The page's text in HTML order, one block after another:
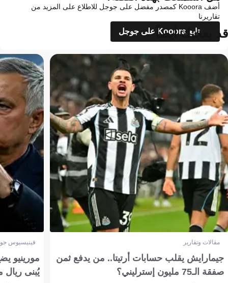
أضف Kooora كمصدر مفضل على جوجل للاطلاع على المزيد من
تقاريرنا
تابع Kooora على جوجل
قد يعجبك أيضاً
مقالات وتقارير
جيمارايش يقلب حسابات أرتيتا.. من يدفع ثمن
صفقة الـ75 مليون إسترليني؟
فينيسيوس
مورينيو
يُبنى ريال